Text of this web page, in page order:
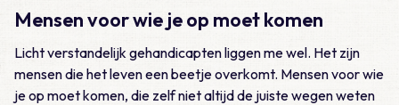
Mensen voor wie je op moet komen
Licht verstandelijk gehandicapten liggen me wel. Het zijn
mensen die het leven een beetje overkomt. Mensen voor wie
je op moet komen, die zelf niet altijd de juiste wegen weten